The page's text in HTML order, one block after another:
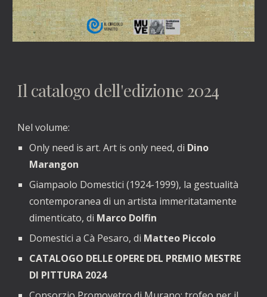
Il catalogo dell'edizione 2024
Nel volume:
Only need is art. Art is only need, di Dino
Marangon
Giampaolo Domestici (1924-1999), la gestualità
contemporanea di un artista immeritatamente
dimenticato,di Marco Dolfin
Domestici a Cà Pesaro, di Matteo Piccolo
CATALOGO DELLE OPERE DEL PREMIO MESTRE
DI PITTURA 2024